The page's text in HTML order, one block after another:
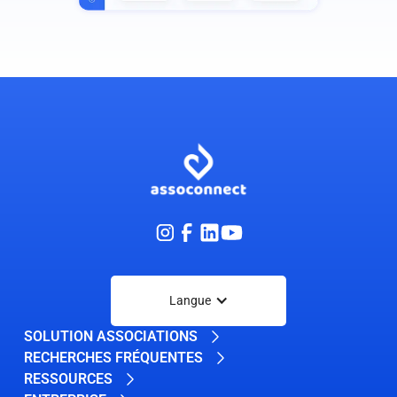
Langue
SOLUTION ASSOCIATIONS
RECHERCHES FRÉQUENTES
RESSOURCES